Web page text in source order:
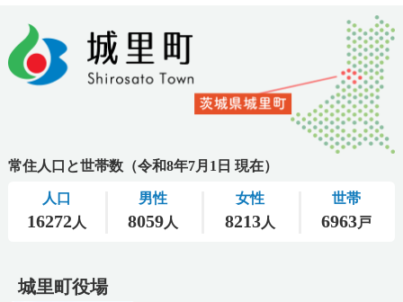
城里町役場